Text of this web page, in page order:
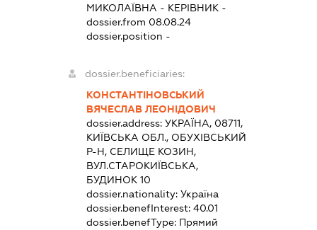
МИКОЛАЇВНА - КЕРІВНИК -
dossier.from 08.08.24
dossier.position -
dossier.beneficiaries:
КОНСТАНТІНОВСЬКИЙ
ВЯЧЕСЛАВ ЛЕОНІДОВИЧ
dossier.address:УКРАЇНА, 08711,
КИЇВСЬКА ОБЛ., ОБУХІВСЬКИЙ
Р-Н, СЕЛИЩЕ КОЗИН,
ВУЛ.СТАРОКИЇВСЬКА,
БУДИНОК 10
dossier.nationality:Україна
dossier.benefInterest:40.01
dossier.benefType: Прямий